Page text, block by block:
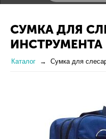
СУМКА ДЛЯ
ИНСТРУМЕНТА
Каталог Сумка для